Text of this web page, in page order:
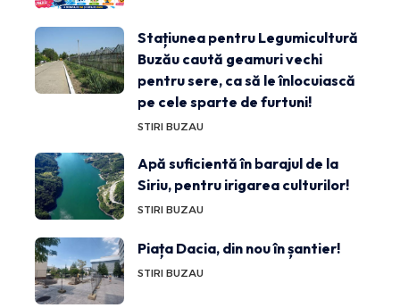
Stațiunea pentru Legumicultură
Buzău caută geamuri vechi
pentru sere, ca să le înlocuiască
pe cele sparte de furtuni!
STIRI BUZAU
Apă suficientă în barajul de la
Siriu, pentru irigarea culturilor!
STIRI BUZAU
Piața Dacia, din nou în șantier!
STIRI BUZAU